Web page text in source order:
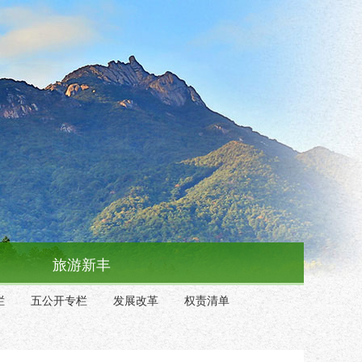
旅游新丰
五公开专栏 发展改革 权责清单